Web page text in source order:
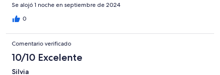
Se alojó 1 noche en septiembre de 2024
0
Comentario verificado
10/10 Excelente
Silvia